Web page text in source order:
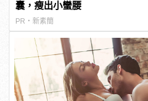
囊，瘦出小蠻腰
PR・新素簡